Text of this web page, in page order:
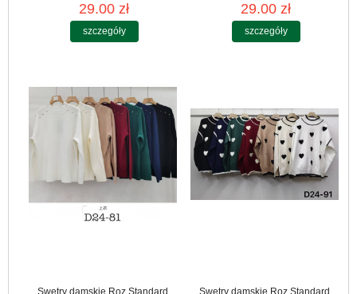
29.00 zł
szczegóły
29.00 zł
szczegóły